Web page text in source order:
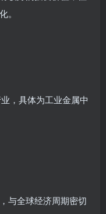
。
，具体为工业金属中
与全球经济周期密切